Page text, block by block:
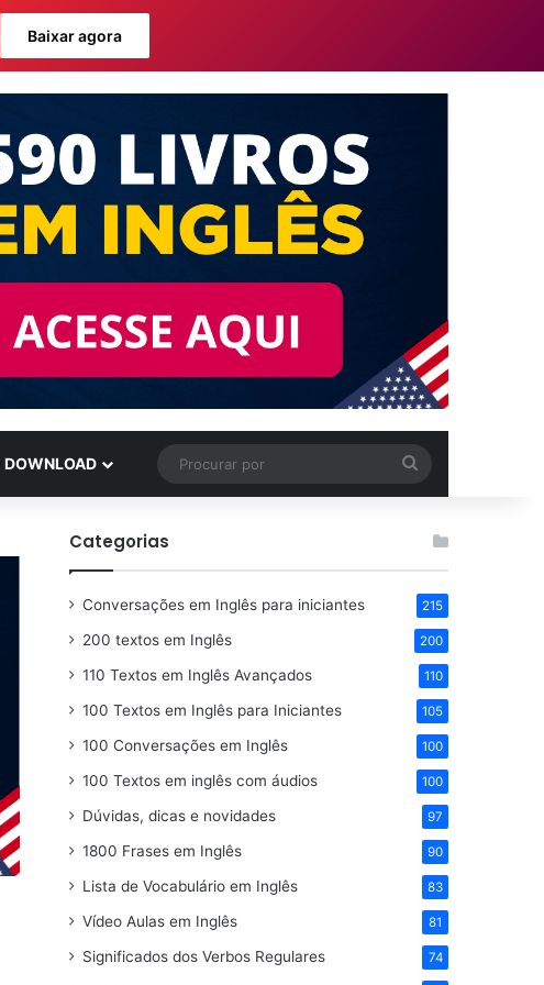
Baixar agora
DOWNLOAD
por
Categorias
Conversações em Inglês para iniciantes 215
200 textos em Inglês 200
110 Textos em Inglês Avançados 110
100 Textos em Inglês para Iniciantes 105
100 Conversações em Inglês 100
100 Textos em inglês com áudios 100
Dúvidas, dicas e novidades 97
1800 Frases em Inglês 90
Lista de Vocabulário em Inglês 83
Vídeo Aulas em Inglês 81
Significados dos Verbos Regulares 74